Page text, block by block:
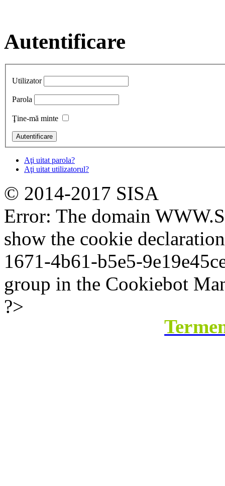
Autentificare
Utilizator
Parola
Ţine-mă minte
Aţi uitat parola?
Aţi uitat utilizatorul?
© 2014-2017 SISA
Error: The domain
show the cookie
1671-4b61-b5e5-
group in the Cookiebot
?>